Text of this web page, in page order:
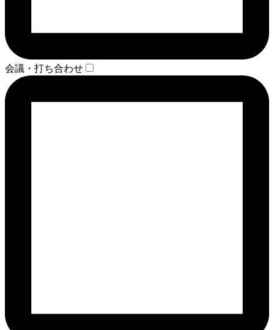
会議・打ち合わせ